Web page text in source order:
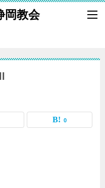
岡教会
0